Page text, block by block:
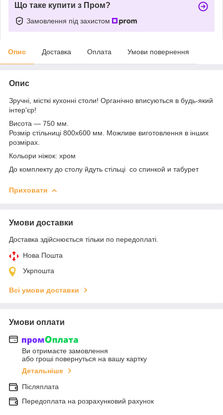
Що таке купити з Пром?
Замовлення під захистом
Опис Доставка Оплата Умови повернення
Опис
Зручні, місткі кухонні столи! Органічно вписуються в будь-який
інтер'єр!
Висота — 750 мм.
Розмір стільниці 800х600 мм. Можливе виготовлення в інших
розмірах.
Кольори ніжок: хром
До комплекту до столу йдуть стільці со спинкой и табурет
Приховати
Умови доставки
Доставка здійснюється тільки по передоплаті.
Нова Пошта
Укрпошта
Всі умови доставки
Умови оплати
Ви отримаєте замовлення
або гроші повернуться на вашу картку
Детальніше
Післяплата
Передоплата на розрахунковий рахунок